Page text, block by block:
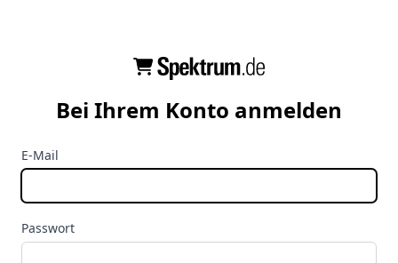
Bei Ihrem Konto anmelden
E-Mail
Passwort